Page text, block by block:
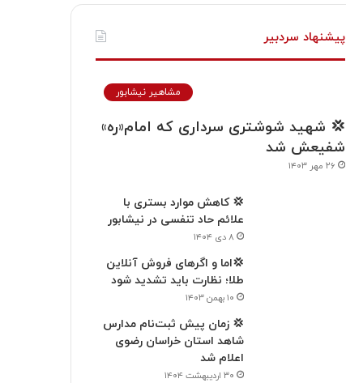
پیشنهاد سردبیر
مشاهیر نیشابور
💢 شهید شوشتری سرداری که امام«ره»
شفیعش شد
۲۶ مهر ۱۴۰۳
💢 کاهش موارد بستری با
علائم حاد تنفسی در نیشابور
۸ دی ۱۴۰۴
💢اما و اگرهای فروش آنلاین
طلا؛ نظارت باید تشدید شود
۱۰ بهمن ۱۴۰۳
💢 زمان پیش ثبت‌نام مدارس
شاهد استان خراسان رضوی
اعلام شد
۳۰ اردیبهشت ۱۴۰۴